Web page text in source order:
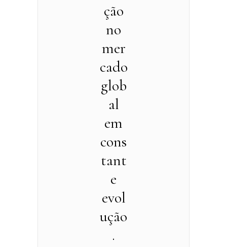
ção
no
mer
cado
glob
al
em
cons
tant
e
evol
ução
.